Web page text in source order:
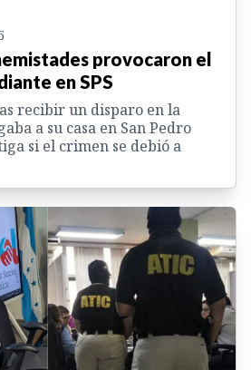
provocaron el
en SPS
recibir un disparo en la
a su casa en San Pedro
si el crimen se debió a